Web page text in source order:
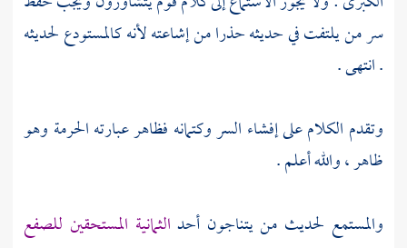
سر من يلتفت في حديثه حذرا من إشاعته لأنه كالمستودع لحديثه
. انتهى .
وتقدم الكلام على إفشاء السر وكتمانه فظاهر عبارته الحرمة وهو
ظاهر ، والله أعلم .
والمستمع لحديث من يتناجون أحد الثمانية المستحقين للصفع